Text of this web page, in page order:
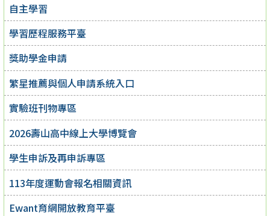
自主學習
學習歷程服務平臺
獎助學金申請
繁星推薦與個人申請系統入口
實驗班刊物專區
2026壽山高中線上大學博覽會
學生申訴及再申訴專區
113年度運動會報名相關資訊
Ewant育網開放教育平臺